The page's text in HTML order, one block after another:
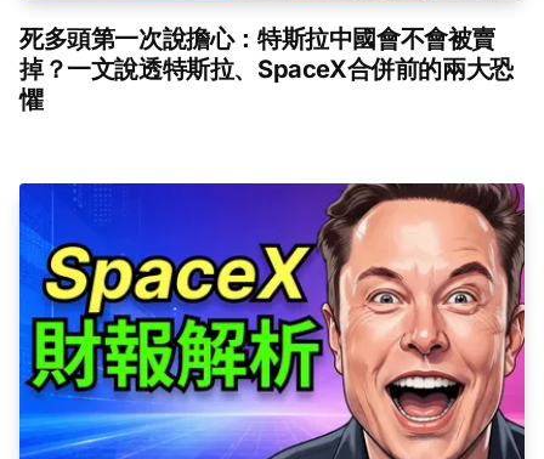
死多頭第一次說擔心：特斯拉中國會不會被賣
掉？一文說透特斯拉、SpaceX合併前的兩大恐
懼